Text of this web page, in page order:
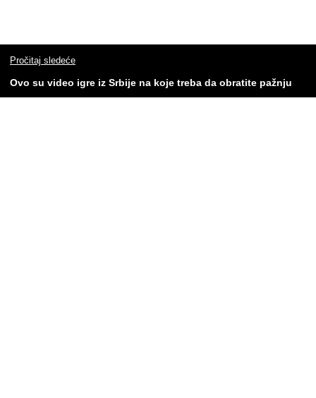
Pročitaj sledeće
Ovo su video igre iz Srbije na koje treba da obratite pažnju